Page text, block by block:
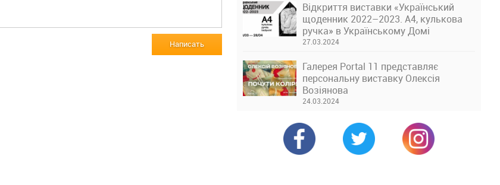
Написать
Відкриття виставки «Український
щоденник 2022–2023. А4, кулькова
ручка» в Українському Домі
27.03.2024
Галерея Portal 11 представляє
персональну виставку Олексія
Возіянова
24.03.2024